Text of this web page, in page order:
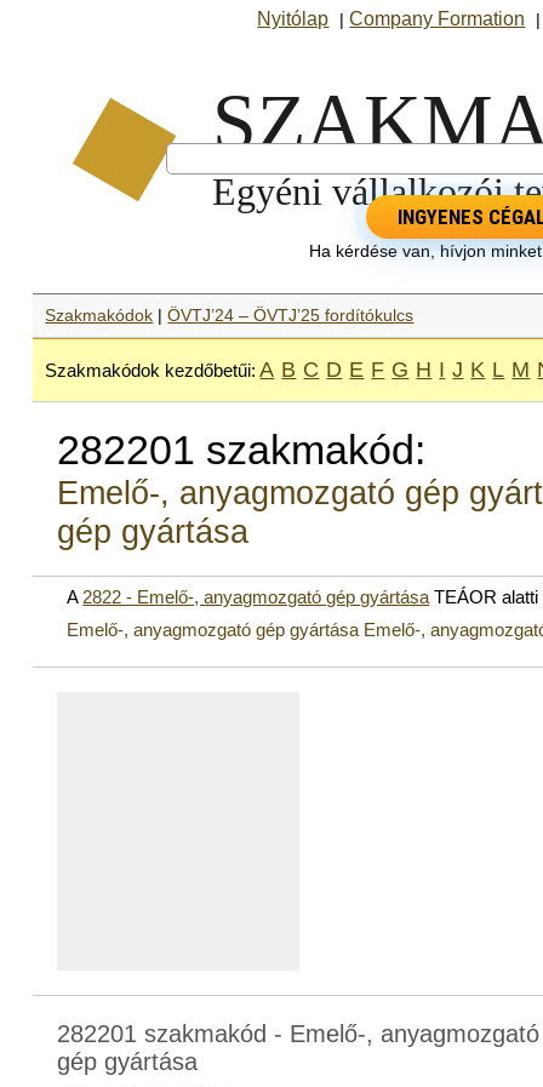
Nyitólap |Company Formation
INGYENES
Ha kérdése van, hívjon
Szakmakódok |ÖVTJ’24 – ÖVTJ’25 fordítókulcs
Szakmakódok kezdőbetűi: A B C D E F G H I J K L M
282201 szakmakód:
Emelő-, anyagmozgató gép
gép gyártása
A 2822 - Emelő-, anyagmozgató gép gyártása TEÁOR
Emelő-, anyagmozgató gép gyártása Emelő-,
282201 szakmakód - Emelő-,
gép gyártása